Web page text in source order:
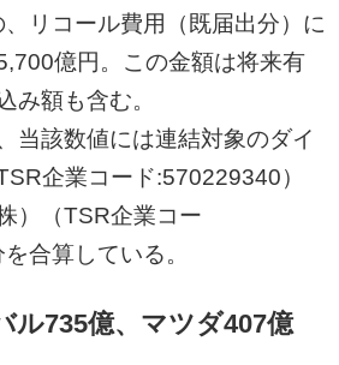
リコール費用（既届出分）に
億円。この金額は将来有
み額も含む。
当該数値には連結対象のダイ
企業コード:570229340）
）（TSR企業コー
合算している。
ル735億、マツダ407億